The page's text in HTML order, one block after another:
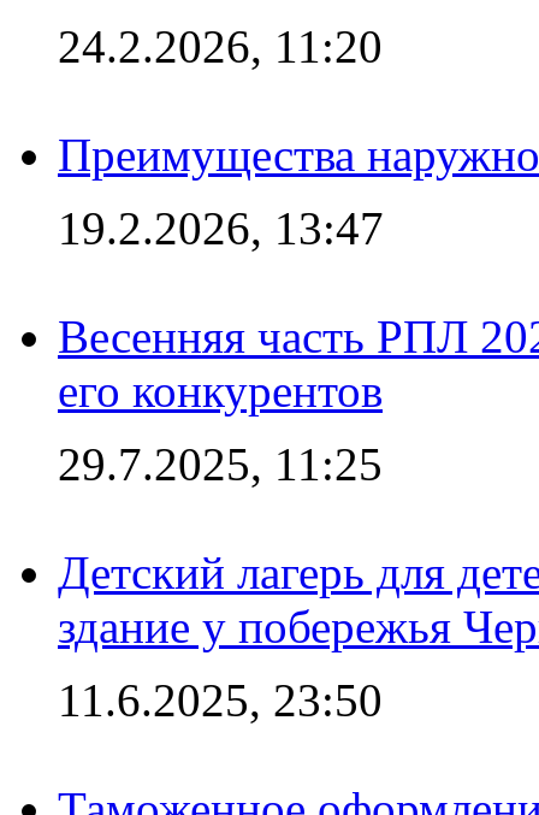
24.2.2026, 11:20
Преимущества
19.2.2026, 13:47
Весенняя часть РПЛ
его конкурентов
29.7.2025, 11:25
Детский лагерь для
здание у побережья
11.6.2025, 23:50